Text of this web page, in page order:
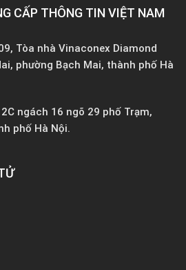
CẤP THÔNG TIN VIỆT NAM
Tòa nhà Vinaconex Diamond
phường Bạch Mai, thành phố Hà
2C ngách 16 ngõ 29 phố Trạm,
phố Hà Nội.